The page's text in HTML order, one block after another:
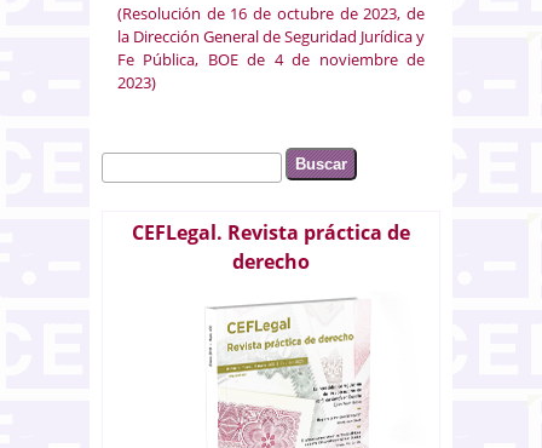
(Resolución de 16 de octubre de 2023, de
la Dirección General de Seguridad Jurídica y
Fe Pública, BOE de 4 de noviembre de
2023)
Formulario de búsqueda
Buscar
CEFLegal. Revista práctica de
derecho